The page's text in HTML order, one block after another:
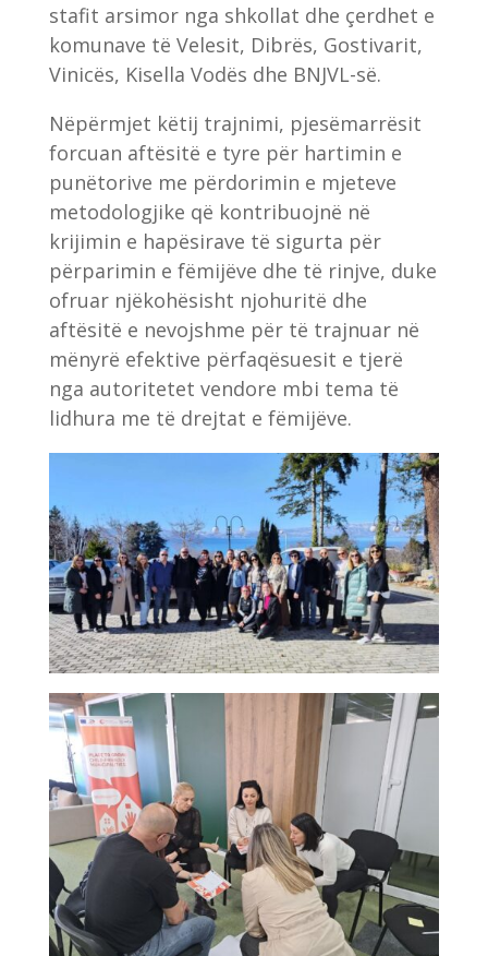
stafit arsimor nga shkollat ​​dhe çerdhet e
komunave të Velesit, Dibrës, Gostivarit,
Vinicës, Kisella Vodës dhe BNJVL-së.
Nëpërmjet këtij trajnimi, pjesëmarrësit
forcuan aftësitë e tyre për hartimin e
punëtorive me përdorimin e mjeteve
metodologjike që kontribuojnë në
krijimin e hapësirave të sigurta për
përparimin e fëmijëve dhe të rinjve, duke
ofruar njëkohësisht njohuritë dhe
aftësitë e nevojshme për të trajnuar në
mënyrë efektive përfaqësuesit e tjerë
nga autoritetet vendore mbi tema të
lidhura me të drejtat e fëmijëve.